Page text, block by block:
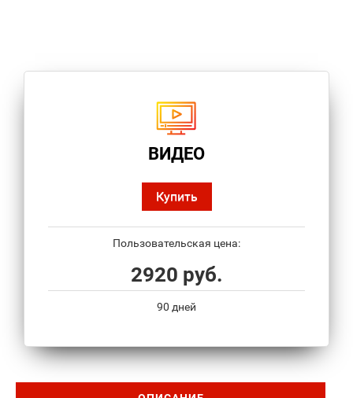
ВИДЕО
Купить
Пользовательская цена:
2920 руб.
90 дней